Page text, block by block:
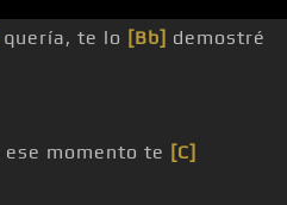
quería, te lo [Bb] demostré
momento te [C]